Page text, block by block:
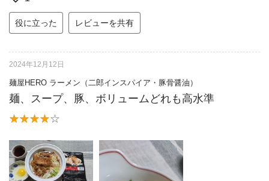
役に立った レビューを共有
2024年12月12日
麺屋HERO ラーメン（二郎インスパイア・豚骨醤油）
麺、スープ、豚、ボリュームどれも高水準